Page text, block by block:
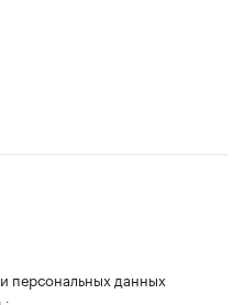
персональных данных